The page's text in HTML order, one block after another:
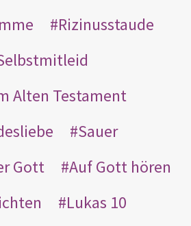
Rizinusstaude
Alten Testament
Sauer
Gott
Auf Gott hören
Lukas 10